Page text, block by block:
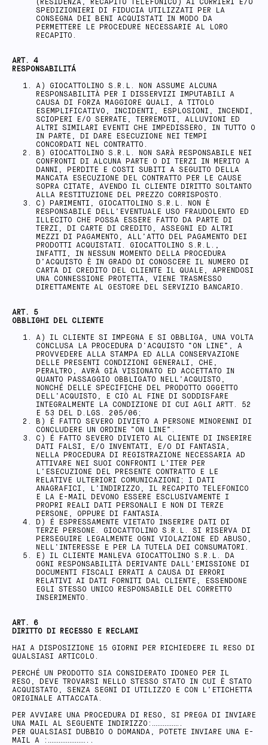
(RESIDENZA, RECAPITO TELEFONICO) AI CORRIERI E/O
SPEDIZIONIERI DI FIDUCIA UTILIZZATI PER LA
CONSEGNA DEI BENI ACQUISTATI IN MODO DA
PERMETTERE LE PROCEDURE NECESSARIE AL LORO
RECAPITO.
ART. 4
RESPONSABILITÁ
A) GIOCATTOLINO S.R.L. NON ASSUME ALCUNA
RESPONSABILITÀ PER I DISSERVIZI IMPUTABILI A
CAUSA DI FORZA MAGGIORE QUALI, A TITOLO
ESEMPLIFICATIVO, INCIDENTI, ESPLOSIONI, INCENDI,
SCIOPERI E/O SERRATE, TERREMOTI, ALLUVIONI ED
ALTRI SIMILARI EVENTI CHE IMPEDISSERO, IN TUTTO O
IN PARTE, DI DARE ESECUZIONE NEI TEMPI
CONCORDATI NEL CONTRATTO.
B) GIOCATTOLINO S.R.L. NON SARÀ RESPONSABILE NEI
CONFRONTI DI ALCUNA PARTE O DI TERZI IN MERITO A
DANNI, PERDITE E COSTI SUBITI A SEGUITO DELLA
MANCATA ESECUZIONE DEL CONTRATTO PER LE CAUSE
SOPRA CITATE, AVENDO IL CLIENTE DIRITTO SOLTANTO
ALLA RESTITUZIONE DEL PREZZO CORRISPOSTO.
C) PARIMENTI, GIOCATTOLINO S.R.L. NON È
RESPONSABILE DELL’EVENTUALE USO FRAUDOLENTO ED
ILLECITO CHE POSSA ESSERE FATTO DA PARTE DI
TERZI, DI CARTE DI CREDITO, ASSEGNI ED ALTRI
MEZZI DI PAGAMENTO, ALL’ATTO DEL PAGAMENTO DEI
PRODOTTI ACQUISTATI. GIOCATTOLINO S.R.L.,
INFATTI, IN NESSUN MOMENTO DELLA PROCEDURA
D’ACQUISTO È IN GRADO DI CONOSCERE IL NUMERO DI
CARTA DI CREDITO DEL CLIENTE IL QUALE, APRENDOSI
UNA CONNESSIONE PROTETTA, VIENE TRASMESSO
DIRETTAMENTE AL GESTORE DEL SERVIZIO BANCARIO.
ART. 5
OBBLIGHI DEL CLIENTE
A) IL CLIENTE SI IMPEGNA E SI OBBLIGA, UNA VOLTA
CONCLUSA LA PROCEDURA D’ACQUISTO “ON LINE”, A
PROVVEDERE ALLA STAMPA ED ALLA CONSERVAZIONE
DELLE PRESENTI CONDIZIONI GENERALI, CHE,
PERALTRO, AVRÀ GIÀ VISIONATO ED ACCETTATO IN
QUANTO PASSAGGIO OBBLIGATO NELL’ACQUISTO,
NONCHÉ DELLE SPECIFICHE DEL PRODOTTO OGGETTO
DELL’ACQUISTO, E CIÒ AL FINE DI SODDISFARE
INTEGRALMENTE LA CONDIZIONE DI CUI AGLI ARTT. 52
E 53 DEL D.LGS. 205/06;
B) É FATTO SEVERO DIVIETO A PERSONE MINORENNI DI
CONCLUDERE UN ORDINE “ON LINE”.
C) É FATTO SEVERO DIVIETO AL CLIENTE DI INSERIRE
DATI FALSI, E/O INVENTATI, E/O DI FANTASIA,
NELLA PROCEDURA DI REGISTRAZIONE NECESSARIA AD
ATTIVARE NEI SUOI CONFRONTI L’ITER PER
L’ESECUZIONE DEL PRESENTE CONTRATTO E LE
RELATIVE ULTERIORI COMUNICAZIONI; I DATI
ANAGRAFICI, L’INDIRIZZO, IL RECAPITO TELEFONICO
E LA E-MAIL DEVONO ESSERE ESCLUSIVAMENTE I
PROPRI REALI DATI PERSONALI E NON DI TERZE
PERSONE, OPPURE DI FANTASIA.
D) É ESPRESSAMENTE VIETATO INSERIRE DATI DI
TERZE PERSONE. GIOCATTOLINO S.R.L. SI RISERVA DI
PERSEGUIRE LEGALMENTE OGNI VIOLAZIONE ED ABUSO,
NELL’INTERESSE E PER LA TUTELA DEI CONSUMATORI.
E) IL CLIENTE MANLEVA GIOCATTOLINO S.R.L. DA
OGNI RESPONSABILITÀ DERIVANTE DALL’EMISSIONE DI
DOCUMENTI FISCALI ERRATI A CAUSA DI ERRORI
RELATIVI AI DATI FORNITI DAL CLIENTE, ESSENDONE
EGLI STESSO UNICO RESPONSABILE DEL CORRETTO
INSERIMENTO.
ART. 6
DIRITTO DI RECESSO E RECLAMI
HAI A DISPOSIZIONE 15 GIORNI PER RICHIEDERE IL RESO DI
QUALSIASI ARTICOLO.
PERCHÉ UN PRODOTTO SIA CONSIDERATO IDONEO PER IL
RESO, DEVE TROVARSI NELLO STESSO STATO IN CUI È STATO
ACQUISTATO, SENZA SEGNI DI UTILIZZO E CON L’ETICHETTA
ORIGINALE ATTACCATA.
PER AVVIARE UNA PROCEDURA DI RESO, SI PREGA DI INVIARE
UNA MAIL AL SEGUENTE INDIRIZZO:…………….
PER QUALSIASI DUBBIO O DOMANDA, POTETE INVIARE UNA E-
MAIL A :…………………..